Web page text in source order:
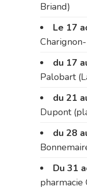
Briand)
Le 17
du 17
Palobart
du 21
Dupont
du 28
Du 31
pharmacie